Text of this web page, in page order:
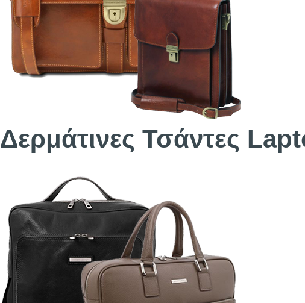
Δερμάτινες Τσάντες